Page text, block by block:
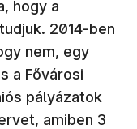
hogy a
2014-ben
nem, egy
a Fővárosi
pályázatok
amiben 3